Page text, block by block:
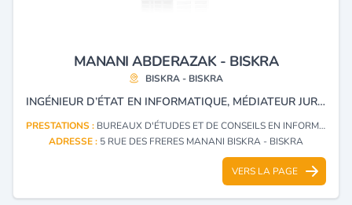
MANANI ABDERAZAK - BISKRA
BISKRA - BISKRA
INGÉNIEUR D’ÉTAT EN INFORMATIQUE, MÉDIATEUR JURIDIQUE ET EXPERT AGRÉÉ AUPRÈS DE LA JUSTICE ET DES ASSURANCES UAR.
PRESTATIONS : BUREAUX D'ÉTUDES ET DE CONSEILS EN INFORMATIQUE (CONSULTING)
ADRESSE : 5 RUE DES FRERES MANANI BISKRA - BISKRA
VERS LA PAGE